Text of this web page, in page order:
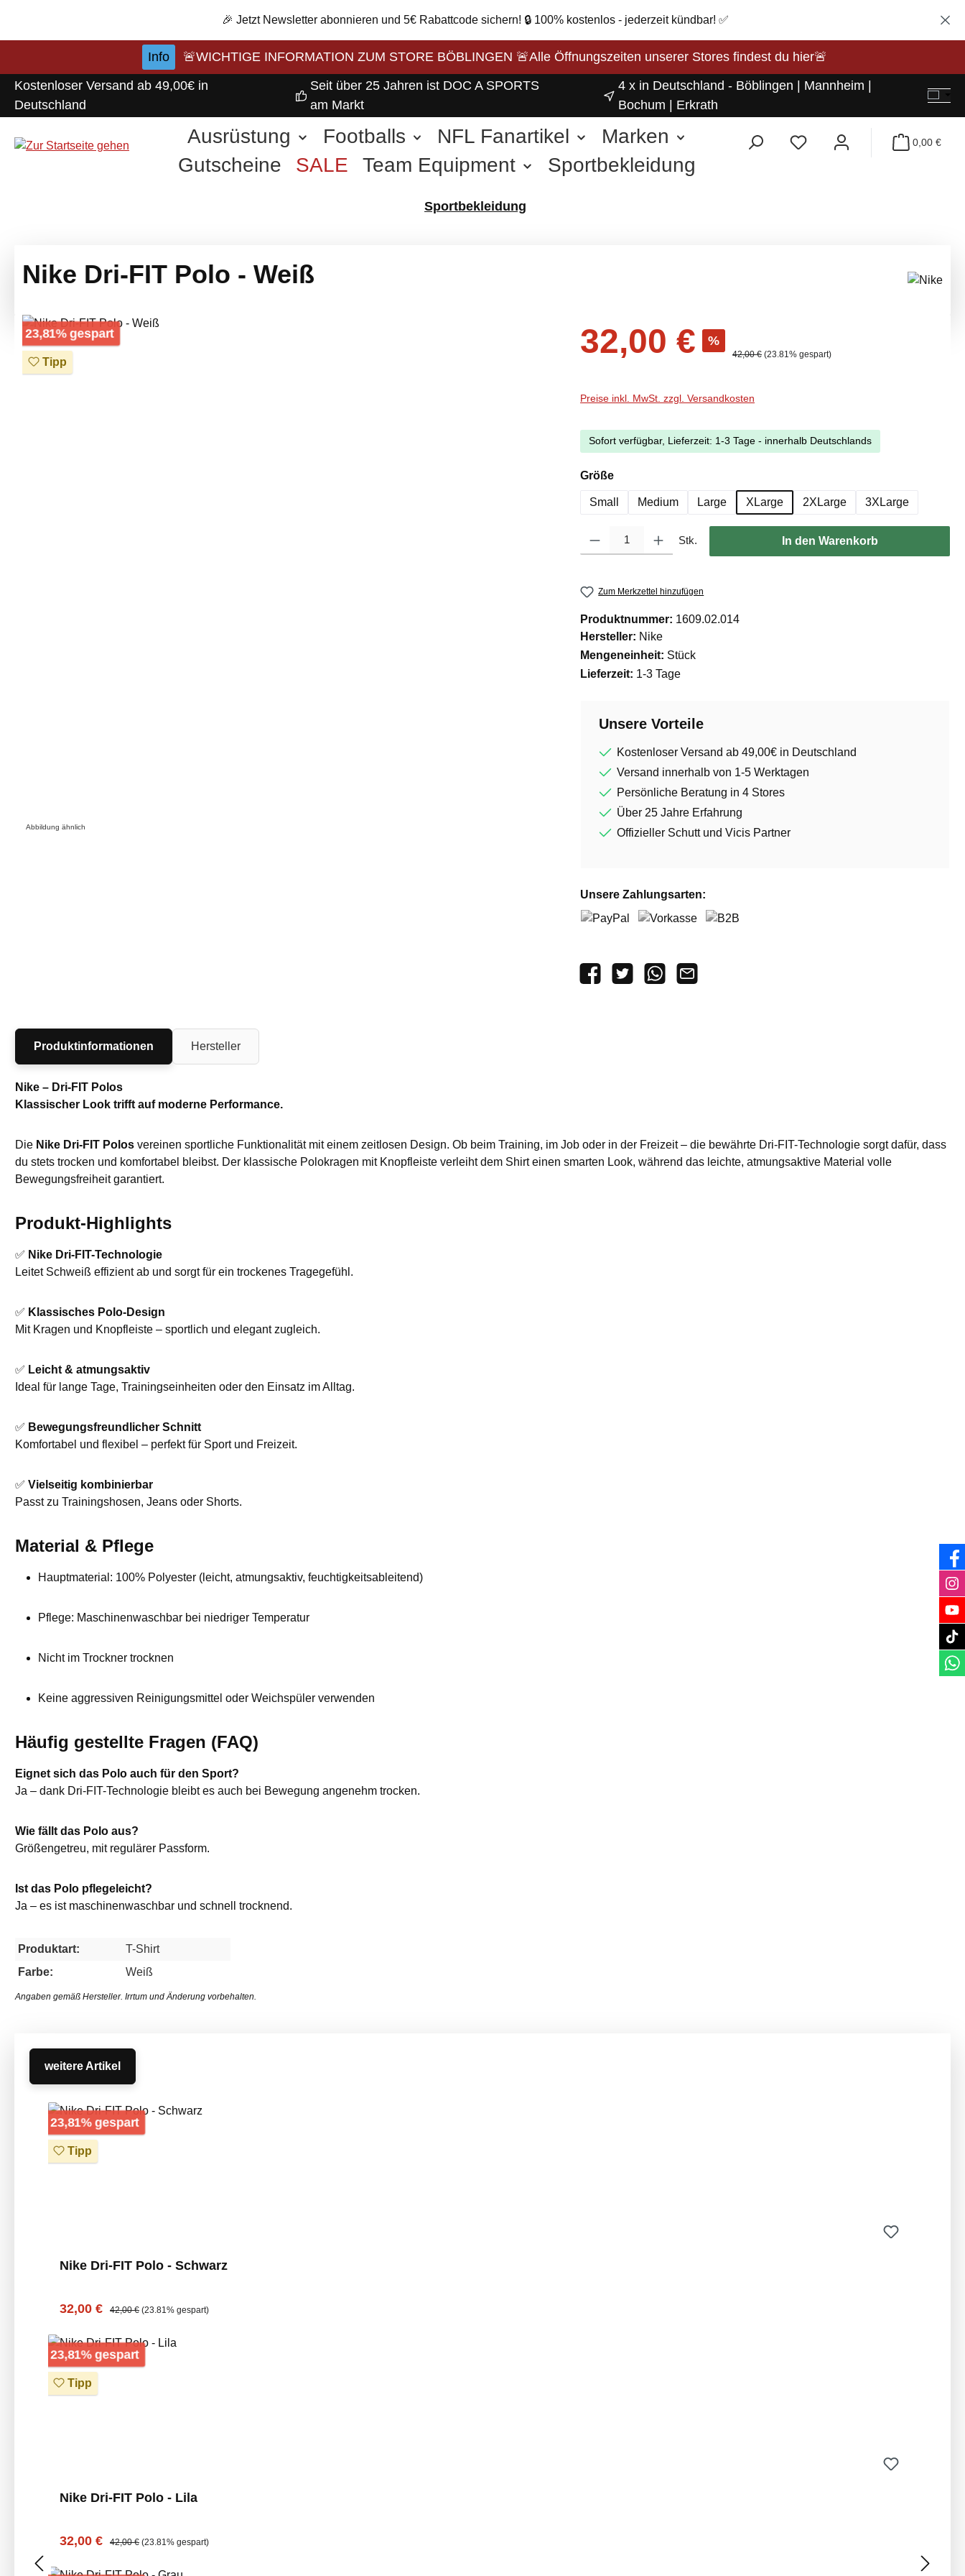
🎉 Jetzt Newsletter abonnieren und 5€ Rabattcode sichern! 🔒 100% kostenlos - jederzeit kündbar! ✅
Info
🚨WICHTIGE INFORMATION ZUM STORE BÖBLINGEN 🚨Alle Öffnungszeiten unserer Stores findest du hier🚨
Kostenloser Versand ab 49,00€ in
Deutschland
Seit über 25 Jahren ist DOC A SPORTS
am Markt
4 x in Deutschland - Böblingen | Mannheim |
Bochum | Erkrath
Ausrüstung Footballs NFL Fanartikel
Marken
Gutscheine
SALE Team Equipment
Sportbekleidung
0,00 €
Sportbekleidung
Nike Dri-FIT Polo - Weiß
Bildergalerie überspringen
23,81% gespartRabatt
Tipp
Abbildung ähnlich
32,00 € %
Regulärer Preis:
42,00 € (23.81% gespart)
Preise inkl. MwSt. zzgl. Versandkosten
Sofort verfügbar, Lieferzeit: 1-3 Tage - innerhalb Deutschlands
Größeauswählen
Small Medium Large XLarge 2XLarge 3XLarge
Stk. In den Warenkorb
Zum Merkzettel hinzufügen
Produktnummer: 1609.02.014
Hersteller: Nike
Mengeneinheit: Stück
Lieferzeit: 1-3 Tage
Unsere Vorteile
Kostenloser Versand ab 49,00€ in Deutschland
Versand innerhalb von 1-5 Werktagen
Persönliche Beratung in 4 Stores
Über 25 Jahre Erfahrung
Offizieller Schutt und Vicis Partner
Unsere Zahlungsarten:
Produktinformationen Hersteller
Nike – Dri-FIT Polos
Klassischer Look trifft auf moderne Performance.
Die Nike Dri-FIT Polos vereinen sportliche Funktionalität mit einem zeitlosen Design. Ob beim Training, im Job oder in der Freizeit – die bewährte Dri-FIT-Technologie sorgt dafür, dass
du stets trocken und komfortabel bleibst. Der klassische Polokragen mit Knopfleiste verleiht dem Shirt einen smarten Look, während das leichte, atmungsaktive Material volle
Bewegungsfreiheit garantiert.
Produkt-Highlights
✅ Nike Dri-FIT-Technologie
Leitet Schweiß effizient ab und sorgt für ein trockenes Tragegefühl.
✅ Klassisches Polo-Design
Mit Kragen und Knopfleiste – sportlich und elegant zugleich.
✅ Leicht & atmungsaktiv
Ideal für lange Tage, Trainingseinheiten oder den Einsatz im Alltag.
✅ Bewegungsfreundlicher Schnitt
Komfortabel und flexibel – perfekt für Sport und Freizeit.
✅ Vielseitig kombinierbar
Passt zu Trainingshosen, Jeans oder Shorts.
Material & Pflege
Hauptmaterial: 100% Polyester (leicht, atmungsaktiv, feuchtigkeitsableitend)
Pflege: Maschinenwaschbar bei niedriger Temperatur
Nicht im Trockner trocknen
Keine aggressiven Reinigungsmittel oder Weichspüler verwenden
Häufig gestellte Fragen (FAQ)
Eignet sich das Polo auch für den Sport?
Ja – dank Dri-FIT-Technologie bleibt es auch bei Bewegung angenehm trocken.
Wie fällt das Polo aus?
Größengetreu, mit regulärer Passform.
Ist das Polo pflegeleicht?
Ja – es ist maschinenwaschbar und schnell trocknend.
Produktart:
T-Shirt
Farbe:
Weiß
Angaben gemäß Hersteller. Irrtum und Änderung vorbehalten.
weitere Artikel
Produktgalerie überspringen
23,81% gespartRabatt
Tipp
Nike Dri-FIT Polo - Schwarz
Verkaufspreis:
32,00 € Regulärer Preis:
42,00 € (23.81% gespart)
23,81% gespartRabatt
Tipp
Nike Dri-FIT Polo - Lila
Verkaufspreis:
32,00 € Regulärer Preis:
42,00 € (23.81% gespart)